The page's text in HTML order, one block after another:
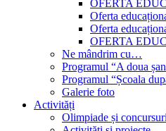
OFERTA
Oferta
Oferta
OFERTA
Ne mândrim cu…
Programul “A doua
Programul “Școala
Galerie foto
Activități
Olimpiade și